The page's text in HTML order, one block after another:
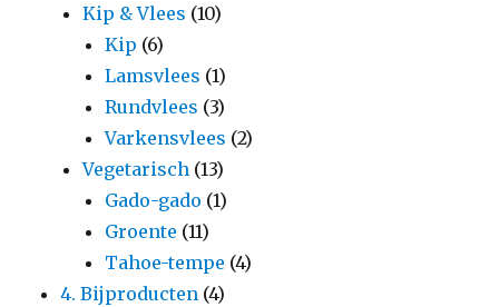
Kip & Vlees (10)
Kip (6)
Lamsvlees (1)
Rundvlees (3)
Varkensvlees (2)
Vegetarisch (13)
Gado-gado (1)
Groente (11)
Tahoe-tempe (4)
4. Bijproducten (4)